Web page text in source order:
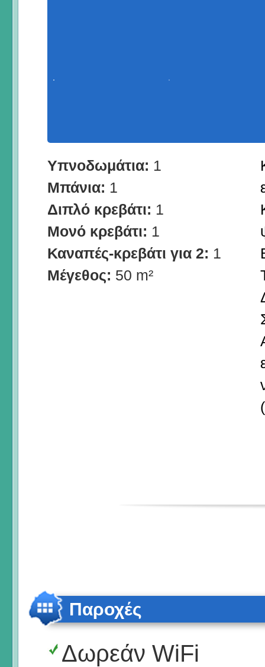
Υπνοδωμάτια: 1
Μπάνια: 1
Διπλό κρεβάτι: 1
Μονό κρεβάτι: 1
Καναπές-κρεβάτι για 2: 1
Μέγεθος: 50 m²
Παροχές
Δωρεάν WiFi